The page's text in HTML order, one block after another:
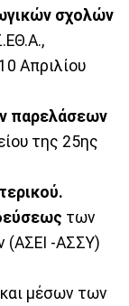
σχολών
Απριλίου
παρελάσεων
της 25ης
των
(ΑΣΕΙ -ΑΣΣΥ)
μέσων των